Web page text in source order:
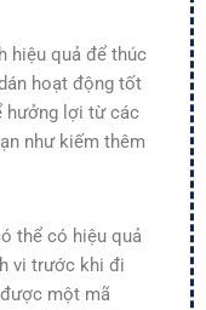
hiệu quả để thúc
hoạt động tốt
hưởng lợi từ các
như kiếm thêm
thể có hiệu quả
vi trước khi đi
một mã